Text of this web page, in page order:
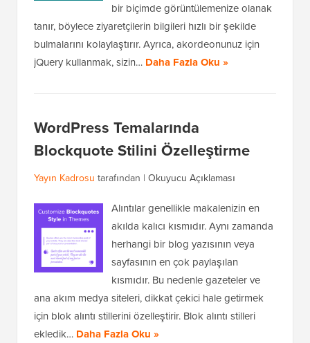
bir biçimde görüntülemenize olanak
tanır, böylece ziyaretçilerin bilgileri hızlı bir şekilde
bulmalarını kolaylaştırır. Ayrıca, akordeonunuz için
jQuery kullanmak, sizin… Daha Fazla Oku »
WordPress Temalarında
Blockquote Stilini Özelleştirme
Yayın Kadrosu tarafından | Okuyucu Açıklaması
Alıntılar genellikle makalenizin en
akılda kalıcı kısmıdır. Aynı zamanda
herhangi bir blog yazısının veya
sayfasının en çok paylaşılan
kısmıdır. Bu nedenle gazeteler ve
ana akım medya siteleri, dikkat çekici hale getirmek
için blok alıntı stillerini özelleştirir. Blok alıntı stilleri
ekledik… Daha Fazla Oku »